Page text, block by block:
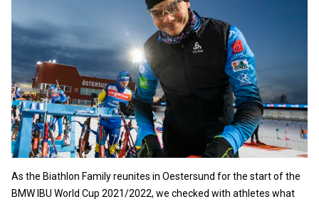
As the Biathlon Family reunites in Oestersund for the start of the
BMW IBU World Cup 2021/2022, we checked with athletes what